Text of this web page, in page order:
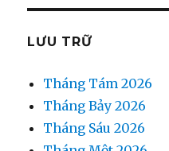
LƯU TRỮ
Tháng Tám 2026
Tháng Bảy 2026
Tháng Sáu 2026